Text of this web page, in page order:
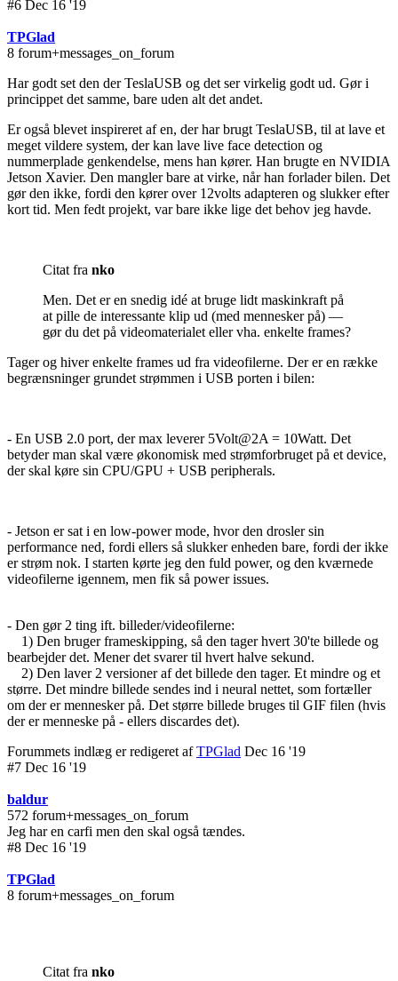
#6 Dec 16 '19
TPGlad
8 forum+messages_on_forum
Har godt set den der TeslaUSB og det ser virkelig godt ud. Gør i
princippet det samme, bare uden alt det andet.
Er også blevet inspireret af en, der har brugt TeslaUSB, til at lave et
meget vildere system, der kan lave live face detection og
nummerplade genkendelse, mens han kører. Han brugte en NVIDIA
Jetson Xavier. Den mangler bare at virke, når han forlader bilen. Det
gør den ikke, fordi den kører over 12volts adapteren og slukker efter
kort tid. Men fedt projekt, var bare ikke lige det behov jeg havde.
Citat fra nko
Men. Det er en snedig idé at bruge lidt maskinkraft på
at pille de interessante klip ud (med mennesker på) —
gør du det på videomaterialet eller vha. enkelte frames?
Tager og hiver enkelte frames ud fra videofilerne. Der er en række
begrænsninger grundet strømmen i USB porten i bilen:
- En USB 2.0 port, der max leverer 5Volt@2A = 10Watt. Det
betyder man skal være økonomisk med strømforbruget på et device,
der skal køre sin CPU/GPU + USB peripherals.
- Jetson er sat i en low-power mode, hvor den drosler sin
performance ned, fordi ellers så slukker enheden bare, fordi der ikke
er strøm nok. I starten kørte jeg den fuld power, og den kværnede
videofilerne igennem, men fik så power issues.
- Den gør 2 ting ift. billeder/videofilerne:
1) Den bruger frameskipping, så den tager hvert 30'te billede og
bearbejder det. Mener det svarer til hvert halve sekund.
2) Den laver 2 versioner af det billede den tager. Et mindre og et
større. Det mindre billede sendes ind i neural nettet, som fortæller
om der er mennesker på. Det større billede bruges til GIF filen (hvis
der er menneske på - ellers discardes det).
Forummets indlæg er redigeret afTPGlad Dec 16 '19
#7 Dec 16 '19
baldur
572 forum+messages_on_forum
Jeg har en carfi men den skal også tændes.
#8 Dec 16 '19
TPGlad
8 forum+messages_on_forum
Citat fra nko